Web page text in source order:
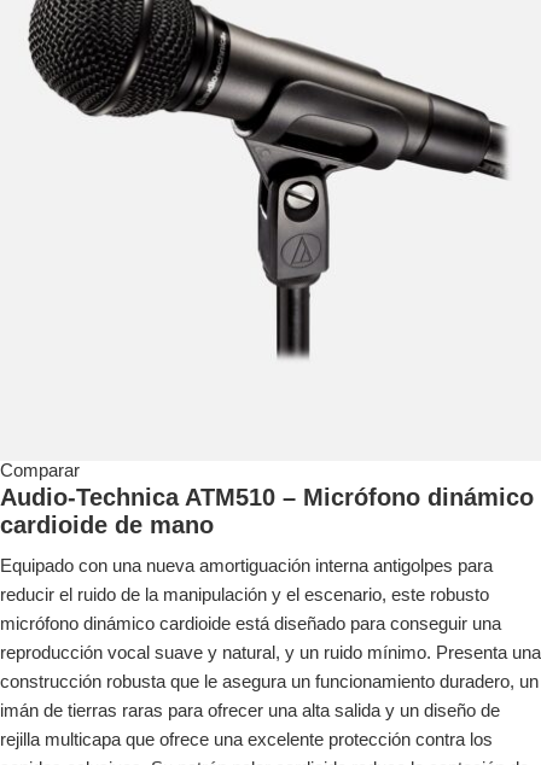
Comparar
Audio-Technica ATM510 – Micrófono dinámico
cardioide de mano
Equipado con una nueva amortiguación interna antigolpes para
reducir el ruido de la manipulación y el escenario, este robusto
micrófono dinámico cardioide está diseñado para conseguir una
reproducción vocal suave y natural, y un ruido mínimo. Presenta una
construcción robusta que le asegura un funcionamiento duradero, un
imán de tierras raras para ofrecer una alta salida y un diseño de
rejilla multicapa que ofrece una excelente protección contra los